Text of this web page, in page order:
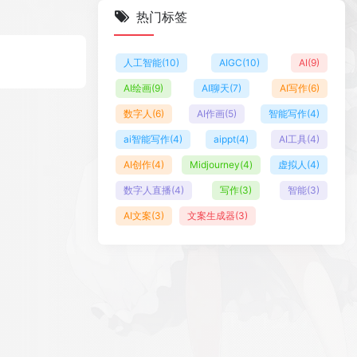
热门标签
人工智能(10) AIGC(10) AI(9)
AI绘画(9) AI聊天(7) AI写作(6)
数字人 (6) AI作画(5) 智能写作(4)
ai智能写作(4) aippt(4) AI工具(4)
AI创作(4) Midjourney(4) 虚拟人 (4)
数字人直播(4) 写作(3) 智能(3)
AI文案(3) 文案生成器(3)